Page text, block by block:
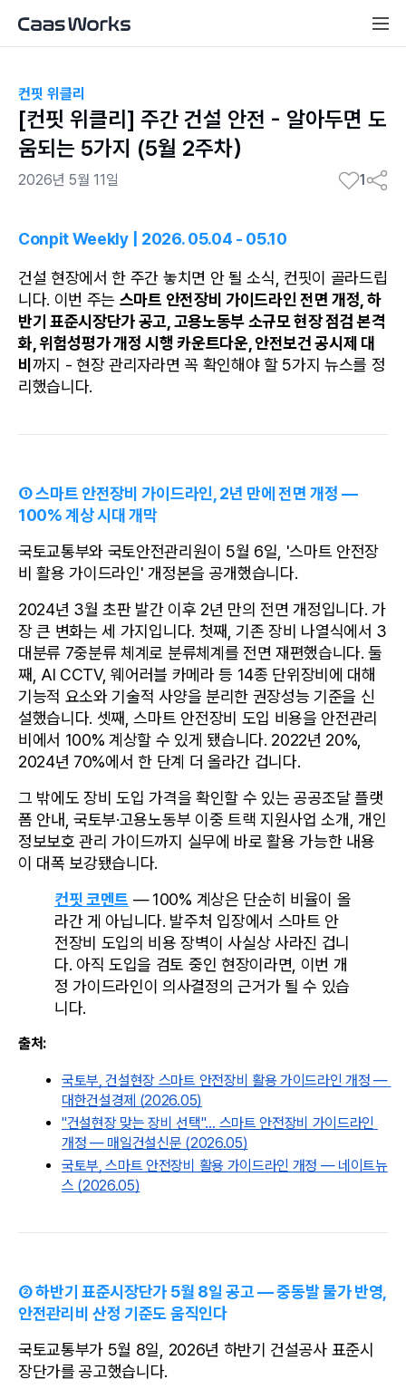
컨핏 위클리
[컨핏 위클리] 주간 건설 안전 - 알아두면 도
움되는 5가지 (5월 2주차）
2026년 5월 11일 1
Conpit Weekly | 2026. 05.04 - 05.10
건설 현장에서 한 주간 놓치면 안 될 소식, 컨핏이 골라드립
니다. 이번 주는 스마트 안전장비 가이드라인 전면 개정, 하
반기 표준시장단가 공고, 고용노동부 소규모 현장 점검 본격
화, 위험성평가 개정 시행 카운트다운, 안전보건 공시제 대
비 까지 - 현장 관리자라면 꼭 확인해야 할 5가지 뉴스를 정
리했습니다.
① 스마트 안전장비 가이드라인, 2년 만에 전면 개정 —
100% 계상 시대 개막
국토교통부와 국토안전관리원이 5월 6일, '스마트 안전장
비 활용 가이드라인' 개정본을 공개했습니다.
2024년 3월 초판 발간 이후 2년 만의 전면 개정입니다. 가
장 큰 변화는 세 가지입니다. 첫째, 기존 장비 나열식에서 3
대분류 7중분류 체계로 분류체계를 전면 재편했습니다. 둘
째, AI CCTV, 웨어러블 카메라 등 14종 단위장비에 대해
기능적 요소와 기술적 사양을 분리한 권장성능 기준을 신
설했습니다. 셋째, 스마트 안전장비 도입 비용을 안전관리
비에서 100% 계상할 수 있게 됐습니다. 2022년 20%,
2024년 70%에서 한 단계 더 올라간 겁니다.
그 밖에도 장비 도입 가격을 확인할 수 있는 공공조달 플랫
폼 안내, 국토부·고용노동부 이중 트랙 지원사업 소개, 개인
정보보호 관리 가이드까지 실무에 바로 활용 가능한 내용
이 대폭 보강됐습니다.
컨핏 코멘트 — 100% 계상은 단순히 비율이 올
라간 게 아닙니다. 발주처 입장에서 스마트 안
전장비 도입의 비용 장벽이 사실상 사라진 겁니
다. 아직 도입을 검토 중인 현장이라면, 이번 개
정 가이드라인이 의사결정의 근거가 될 수 있습
니다.
출처:
국토부, 건설현장 스마트 안전장비 활용 가이드라인 개정 —
대한건설경제 (2026.05)
"건설현장 맞는 장비 선택"… 스마트 안전장비 가이드라인
개정 — 매일건설신문 (2026.05)
국토부, 스마트 안전장비 활용 가이드라인 개정 — 네이트뉴
스 (2026.05)
② 하반기 표준시장단가 5월 8일 공고 — 중동발 물가 반영,
안전관리비 산정 기준도 움직인다
국토교통부가 5월 8일, 2026년 하반기 건설공사 표준시
장단가를 공고했습니다.